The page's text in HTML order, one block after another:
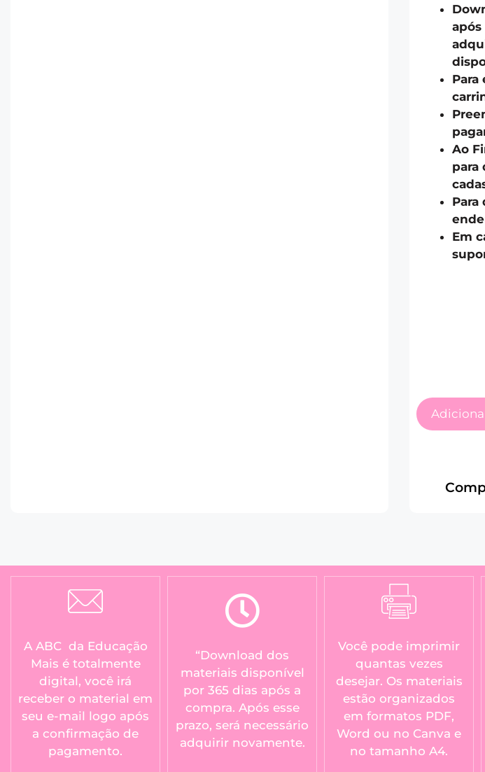
após
Para
Ao
para
Em
A ABC da Educação
Mais é totalmente
digital, você irá
receber o material em
seu e-mail logo após
a confirmação de
pagamento.
“Download dos
materiais disponível
por 365 dias após a
compra. Após esse
prazo, será necessário
adquirir novamente.
Você pode imprimir
quantas vezes
desejar. Os materiais
estão organizados
em formatos PDF,
Word ou no Canva e
no tamanho A4.